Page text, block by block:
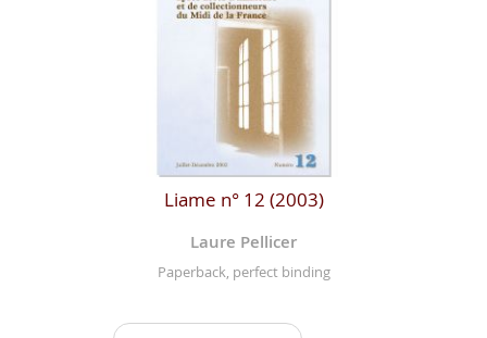
Liame n° 12 (2003)
Laure Pellicer
Paperback, perfect binding